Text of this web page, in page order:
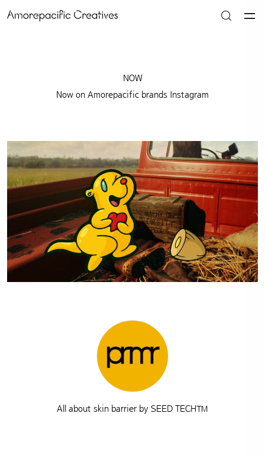
NOW
Now on Amorepacific brands Instagram
All about skin barrier by SEED TECH™